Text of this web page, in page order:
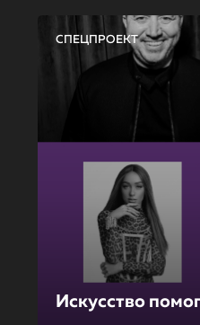
СПЕЦПРОЕКТ
Искусство